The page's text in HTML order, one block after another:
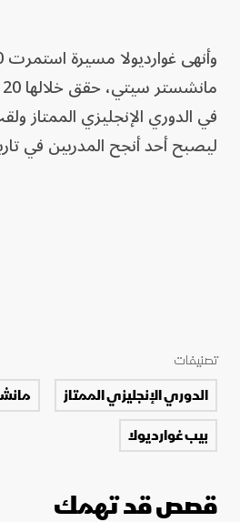
في الدوري الإنجليزي الممتاز
ليصبح أحد أنجح المدربين في
تصنيفات
الدوري الإنجليزي الممتاز
بيب غوارديولا
قصص قد تهمك